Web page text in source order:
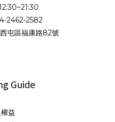
2462-2582
屯區福康路82號
Guide
益